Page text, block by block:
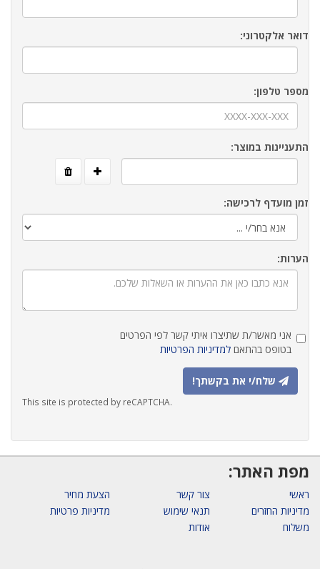
דואר אלקטרוני:
מספר טלפון:
התעניינות במוצר:
זמן מועדף לרכישה:
הערות:
אני מאשר/ת שתיצרו איתי קשר לפי הפרטים
בטופס בהתאם למדיניות הפרטיות
שלח/י את בקשתך!
This site is protected by reCAPTCHA.
מפת האתר:
ראשי צור קשר
הצעת מחיר
מדיניות החזרים
תנאי שימוש
מדיניות פרטיות
משלוח
אודות